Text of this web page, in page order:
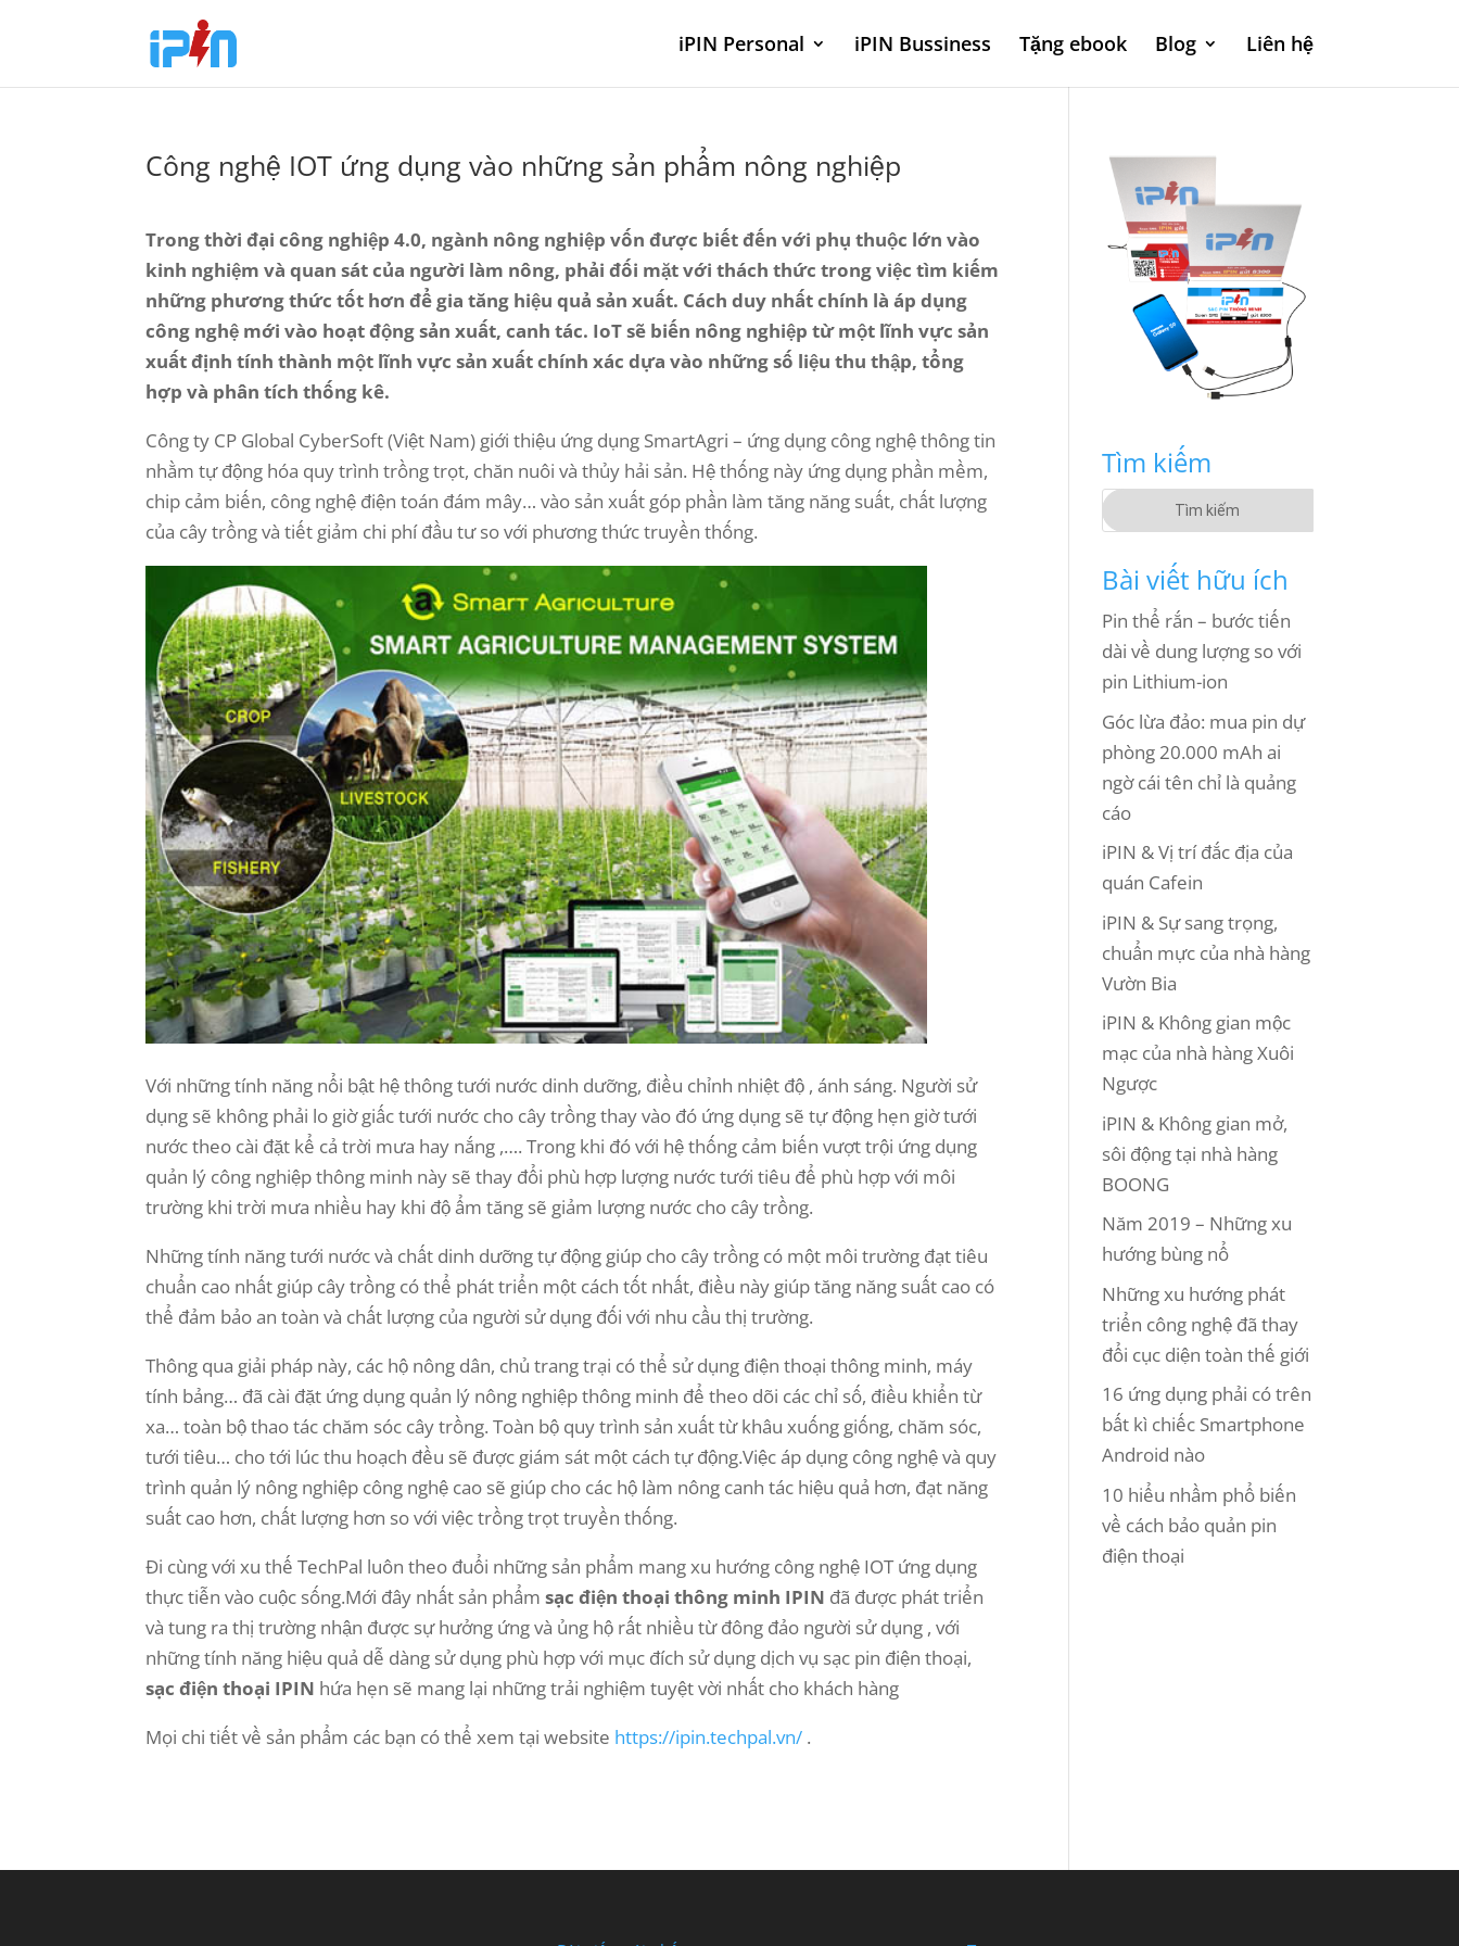
iPIN Personal iPIN Bussiness Tặng ebook Blog Liên hệ
Công nghệ IOT ứng dụng vào những sản phẩm nông nghiệp
Trong thời đại công nghiệp 4.0, ngành nông nghiệp vốn được biết đến với phụ thuộc lớn vào
kinh nghiệm và quan sát của người làm nông, phải đối mặt với thách thức trong việc tìm kiếm
những phương thức tốt hơn để gia tăng hiệu quả sản xuất. Cách duy nhất chính là áp dụng
công nghệ mới vào hoạt động sản xuất, canh tác. IoT sẽ biến nông nghiệp từ một lĩnh vực sản
xuất định tính thành một lĩnh vực sản xuất chính xác dựa vào những số liệu thu thập, tổng
hợp và phân tích thống kê.
Công ty CP Global CyberSoft (Việt Nam) giới thiệu ứng dụng SmartAgri – ứng dụng công nghệ thông tin
nhằm tự động hóa quy trình trồng trọt, chăn nuôi và thủy hải sản. Hệ thống này ứng dụng phần mềm,
chip cảm biến, công nghệ điện toán đám mây… vào sản xuất góp phần làm tăng năng suất, chất lượng
của cây trồng và tiết giảm chi phí đầu tư so với phương thức truyền thống.
Với những tính năng nổi bật hệ thông tưới nước dinh dưỡng, điều chỉnh nhiệt độ , ánh sáng. Người sử
dụng sẽ không phải lo giờ giấc tưới nước cho cây trồng thay vào đó ứng dụng sẽ tự động hẹn giờ tưới
nước theo cài đặt kể cả trời mưa hay nắng ,…. Trong khi đó với hệ thống cảm biến vượt trội ứng dụng
quản lý công nghiệp thông minh này sẽ thay đổi phù hợp lượng nước tưới tiêu để phù hợp với môi
trường khi trời mưa nhiều hay khi độ ẩm tăng sẽ giảm lượng nước cho cây trồng.
Những tính năng tưới nước và chất dinh dưỡng tự động giúp cho cây trồng có một môi trường đạt tiêu
chuẩn cao nhất giúp cây trồng có thể phát triển một cách tốt nhất, điều này giúp tăng năng suất cao có
thể đảm bảo an toàn và chất lượng của người sử dụng đối với nhu cầu thị trường.
Thông qua giải pháp này, các hộ nông dân, chủ trang trại có thể sử dụng điện thoại thông minh, máy
tính bảng… đã cài đặt ứng dụng quản lý nông nghiệp thông minh để theo dõi các chỉ số, điều khiển từ
xa… toàn bộ thao tác chăm sóc cây trồng. Toàn bộ quy trình sản xuất từ khâu xuống giống, chăm sóc,
tưới tiêu… cho tới lúc thu hoạch đều sẽ được giám sát một cách tự động.Việc áp dụng công nghệ và quy
trình quản lý nông nghiệp công nghệ cao sẽ giúp cho các hộ làm nông canh tác hiệu quả hơn, đạt năng
suất cao hơn, chất lượng hơn so với việc trồng trọt truyền thống.
Đi cùng với xu thế TechPal luôn theo đuổi những sản phẩm mang xu hướng công nghệ IOT ứng dụng
thực tiễn vào cuộc sống.Mới đây nhất sản phẩmsạc điện thoại thông minh IPIN đã được phát triển
và tung ra thị trường nhận được sự hưởng ứng và ủng hộ rất nhiều từ đông đảo người sử dụng , với
những tính năng hiệu quả dễ dàng sử dụng phù hợp với mục đích sử dụng dịch vụ sạc pin điện thoại,
sạc điện thoại IPIN hứa hẹn sẽ mang lại những trải nghiệm tuyệt vời nhất cho khách hàng
Mọi chi tiết về sản phẩm các bạn có thể xem tại website https://ipin.techpal.vn/ .
Tìm kiếm
Bài viết hữu ích
Pin thể rắn – bước tiến
dài về dung lượng so với
pin Lithium-ion
Góc lừa đảo: mua pin dự
phòng 20.000 mAh ai
ngờ cái tên chỉ là quảng
cáo
iPIN & Vị trí đắc địa của
quán Cafein
iPIN & Sự sang trọng,
chuẩn mực của nhà hàng
Vườn Bia
iPIN & Không gian mộc
mạc của nhà hàng Xuôi
Ngược
iPIN & Không gian mở,
sôi động tại nhà hàng
BOONG
Năm 2019 – Những xu
hướng bùng nổ
Những xu hướng phát
triển công nghệ đã thay
đổi cục diện toàn thế giới
16 ứng dụng phải có trên
bất kì chiếc Smartphone
Android nào
10 hiểu nhầm phổ biến
về cách bảo quản pin
điện thoại